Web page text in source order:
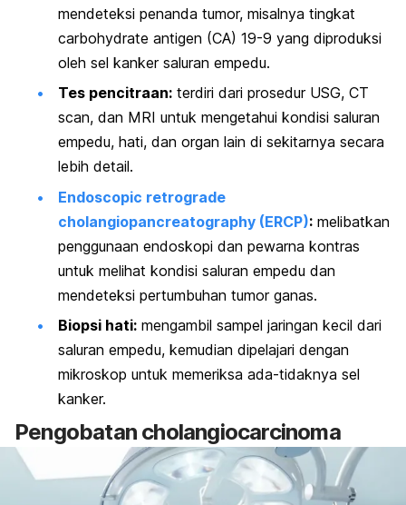
mendeteksi penanda tumor, misalnya tingkat
carbohydrate antigen (CA) 19-9 yang diproduksi
oleh sel kanker saluran empedu.
Tes pencitraan: terdiri dari prosedur USG, CT
scan, dan MRI untuk mengetahui kondisi saluran
empedu, hati, dan organ lain di sekitarnya secara
lebih detail.
Endoscopic retrograde
cholangiopancreatography (ERCP): melibatkan
penggunaan endoskopi dan pewarna kontras
untuk melihat kondisi saluran empedu dan
mendeteksi pertumbuhan tumor ganas.
Biopsi hati: mengambil sampel jaringan kecil dari
saluran empedu, kemudian dipelajari dengan
mikroskop untuk memeriksa ada-tidaknya sel
kanker.
Pengobatan cholangiocarcinoma